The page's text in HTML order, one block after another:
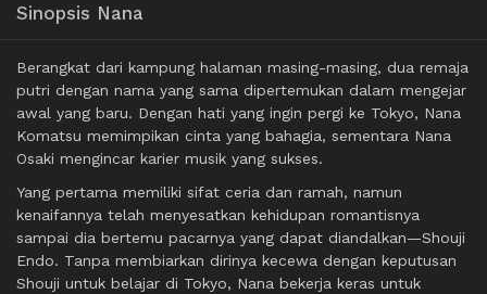
Sinopsis Nana
Berangkat dari kampung halaman masing-masing, dua remaja
putri dengan nama yang sama dipertemukan dalam mengejar
awal yang baru. Dengan hati yang ingin pergi ke Tokyo, Nana
Komatsu memimpikan cinta yang bahagia, sementara Nana
Osaki mengincar karier musik yang sukses.
Yang pertama memiliki sifat ceria dan ramah, namun
kenaifannya telah menyesatkan kehidupan romantisnya
sampai dia bertemu pacarnya yang dapat diandalkan—Shouji
Endo. Tanpa membiarkan dirinya kecewa dengan keputusan
Shouji untuk belajar di Tokyo, Nana bekerja keras untuk